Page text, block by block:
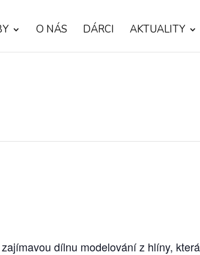
O NÁS DÁRCI AKTUALITY
dílnu modelování z hlíny,